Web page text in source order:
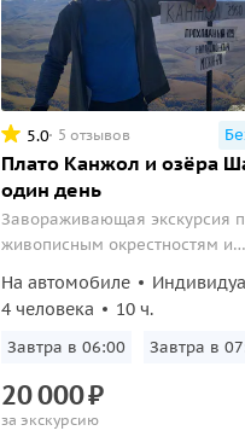
5.0 5 отзывов
Плато Канжол и озёра
один день
Завораживающая экскурсия
живописным окрестностям и
высочайшей точки
удивительных озёр.
На автомобиле
4 человека
10 ч.
Завтра в 06:00 Завтра в
20000₽
за экскурсию